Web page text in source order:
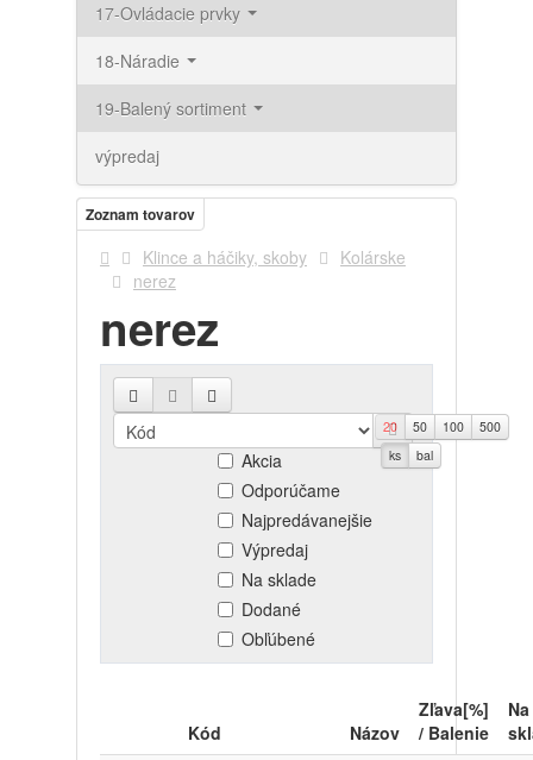
17-Ovládacie prvky
18-Náradie
19-Balený sortiment
výpredaj
Zoznam tovarov
Klince a háčiky, skoby
Kolárske
nerez
nerez
Akcia
Odporúčame
Najpredávanejšie
Výpredaj
Na sklade
Dodané
Obľúbené
20 50 100
500
ks
bal
Kód Názov
Zľava[%]
/ Balenie
Na